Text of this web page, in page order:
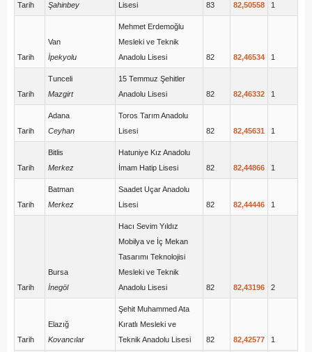
Tarih
Şahinbey
Lisesi
83 82,50558 1
Tarih
Van
İpekyolu
Mehmet Erdemoğlu
Mesleki ve Teknik
Anadolu Lisesi
82 82,46534 1
Tarih
Tunceli
Mazgirt
15 Temmuz Şehitler
Anadolu Lisesi
82 82,46332 1
Tarih
Adana
Ceyhan
Toros Tarım Anadolu
Lisesi
82 82,45631 1
Tarih
Bitlis
Merkez
Hatuniye Kız Anadolu
İmam Hatip Lisesi
82 82,44866 1
Tarih
Batman
Merkez
Saadet Uçar Anadolu
Lisesi
82 82,44446 1
Tarih
Bursa
İnegöl
Hacı Sevim Yıldız
Mobilya ve İç Mekan
Tasarımı Teknolojisi
Mesleki ve Teknik
Anadolu Lisesi
82 82,43196 2
Tarih
Elazığ
Kovancılar
Şehit Muhammed Ata
Kıratlı Mesleki ve
Teknik Anadolu Lisesi
82 82,42577 1